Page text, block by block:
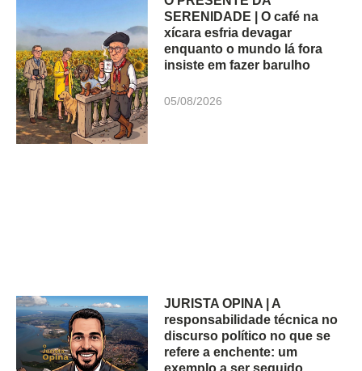
SERENIDADE | O café na
xícara esfria devagar
enquanto o mundo lá fora
insiste em fazer barulho
05/08/2026
JURISTA OPINA | A
responsabilidade técnica no
discurso político no que se
refere a enchente: um